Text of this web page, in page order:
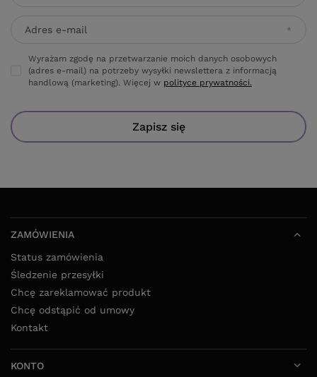
Adres e-mail
Wyrażam zgodę na przetwarzanie moich danych osobowych
(adres e-mail) na potrzeby wysyłki newslettera z informacją
handlową (marketing). Więcej w polityce prywatności.
Zapisz się
ZAMÓWIENIA
Status zamówienia
Śledzenie przesyłki
Chcę zareklamować produkt
Chcę odstąpić od umowy
Kontakt
KONTO